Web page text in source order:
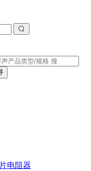
电阻器